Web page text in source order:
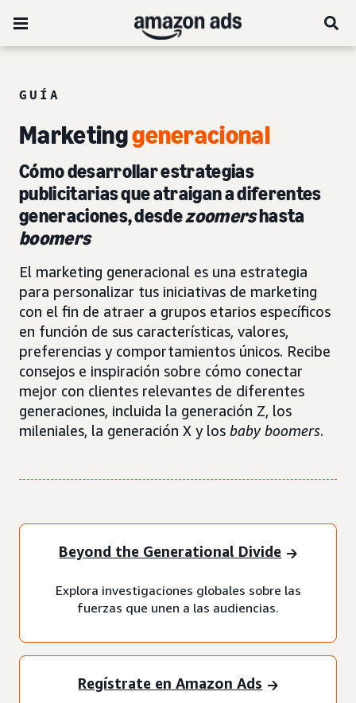
GUÍA
Marketinggeneracional
Cómo desarrollar estrategias
publicitarias que atraigan a diferentes
generaciones, desdezoomershasta
boomers
El marketing generacional es una estrategia
para personalizar tus iniciativas de marketing
con el fin de atraer a grupos etarios específicos
en función de sus características, valores,
preferencias y comportamientos únicos. Recibe
consejos e inspiración sobre cómo conectar
mejor con clientes relevantes de diferentes
generaciones, incluida la generación Z, los
mileniales, la generación X y los baby boomers.
Beyond the Generational Divide
Explora investigaciones globales sobre las
fuerzas que unen a las audiencias.
Regístrate en Amazon Ads